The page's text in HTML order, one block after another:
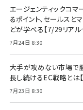
エージェンティックコ
るポイント、セールス
どが学べる【7/29リアル
7月24日 8:30
大手が攻めない市場で
長し続けるEC戦略とは
7月23日 8:30